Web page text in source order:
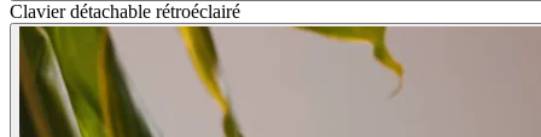
Clavier détachable rétroéclairé